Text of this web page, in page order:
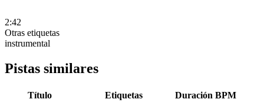
2:42
Otras etiquetas
instrumental
Pistas similares
Título Etiquetas Duración BPM